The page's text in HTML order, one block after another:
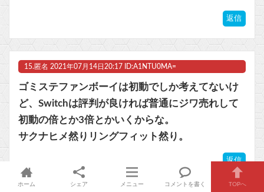
返信
15. 匿名 2021年07月14日20:17 ID:A1NTU0MA=
ゴミステファンボーイは初動でしか考えてないけ
ど、Switchは評判が良ければ普通にジワ売れして
初動の倍とか3倍とかいくからな。
サクナヒメ然りリングフィット然り。
返信
ホーム シェア メニュー コメントを書く TOPへ